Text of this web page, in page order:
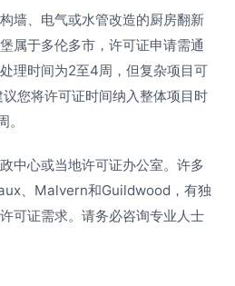
墙、电气或水管改造的厨房翻新
属于多伦多市，许可证申请需通
理时间为2至4周，但复杂项目可
您将许可证时间纳入整体项目时
中心或当地许可证办公室。许多
、Malvern和Guildwood，有独
可证需求。请务必咨询专业人士